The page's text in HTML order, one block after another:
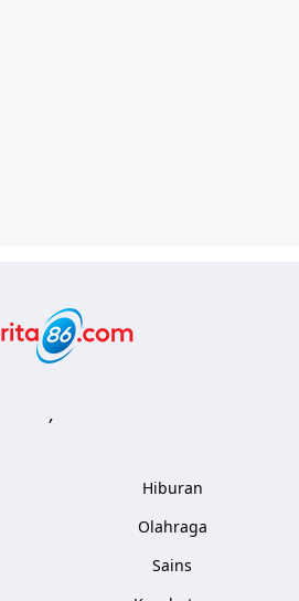
,
Hiburan
Olahraga
Sains